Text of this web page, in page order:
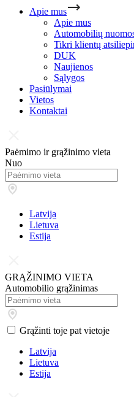
Apie mus
Apie mus
Automobilių
Tikri klientų
DUK
Naujienos
Sąlygos
Pasiūlymai
Vietos
Kontaktai
Paėmimo ir grąžinimo vieta
Nuo
Latvija
Lietuva
Estija
GRĄŽINIMO VIETA
Automobilio grąžinimas
Grąžinti toje pat vietoje
Latvija
Lietuva
Estija